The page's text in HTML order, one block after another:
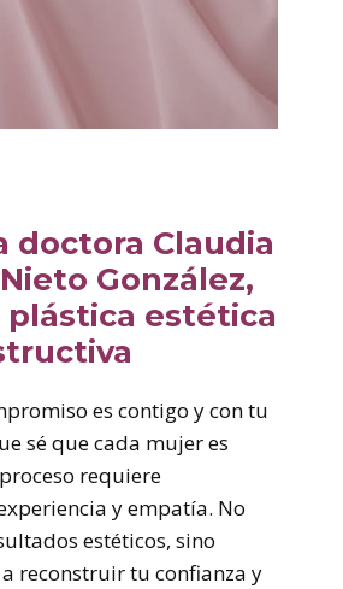
doctora Claudia
González,
plástica estética
es contigo y con tu
sé que cada mujer es
requiere
y empatía. No
estéticos, sino
reconstruir tu confianza y